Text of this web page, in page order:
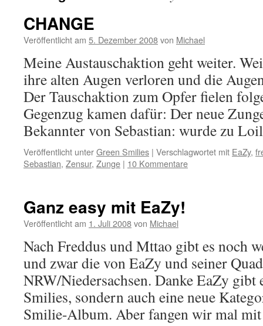
CHANGE
Veröffentlicht am 5. Dezember 2008von Michael
Meine Austauschaktion geht weiter.
ihre alten Augen verloren und die
Der Tauschaktion zum Opfer fielen
Gegenzug kamen dafür: Der neue
Bekannter von Sebastian: wurde zu
Veröffentlicht unterGreen Smilies | Verschlagwortet mit EaZy,
Sebastian, Zensur, Zunge | 10 Kommentare
Ganz easy mit EaZy!
Veröffentlicht am 1. Juli 2008von Michael
Nach Freddus und Mttao gibt es noch
und zwar die von EaZy und seiner
NRW/Niedersachsen. Danke EaZy gibt
Smilies, sondern auch eine neue
Smilie-Album. Aber fangen wir mal